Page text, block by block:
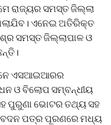
ରାଜ୍ୟର ସମସ୍ତ ଜିଲ୍ଲା
ଏନେଇ ଅତିରିକ୍ତ
ସମସ୍ତ ଜିଲ୍ଲାପାଳ ଓ
ଏସଆଇଆରର
ଓ ବିଲୋପ ସମ୍ବନ୍ଧୀୟ
ପୁରୁଣା ଭୋଟର ତଥ୍ୟ ସହ
ପତ୍ର ପୂରଣରେ ମଧ୍ୟ